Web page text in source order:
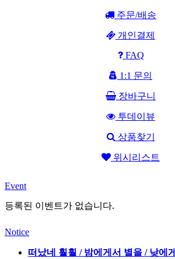
주문/배송
개인결제
FAQ
1:1 문의
장바구니
투데이뷰
상품찾기
위시리스트
Event
등록된 이벤트가 없습니다.
Notice
떠났네 훨훨 / 밤에게서 별을 / 낮에